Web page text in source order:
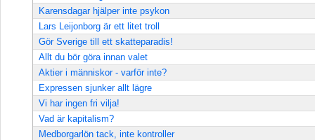
Karensdagar hjälper inte psykon
Lars Leijonborg är ett litet troll
Gör Sverige till ett skatteparadis!
Allt du bör göra innan valet
Aktier i människor - varför inte?
Expressen sjunker allt lägre
Vi har ingen fri vilja!
Vad är kapitalism?
Medborgarlön tack, inte kontroller